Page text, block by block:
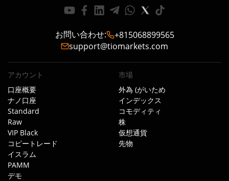
お問い合わせ:
+815068899565
support@tiomarkets.com
アカウント
口座概要
ナノ口座
Standard
Raw
VIP Black
コピートレード
イスラム
PAMM
デモ
市場
外為 (がいため
インデックス
コモディティ
株
仮想通貨
先物